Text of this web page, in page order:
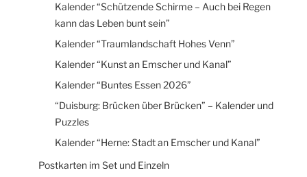
Kalender “Schützende Schirme – Auch bei Regen
kann das Leben bunt sein”
Kalender “Traumlandschaft Hohes Venn”
Kalender “Kunst an Emscher und Kanal”
Kalender “Buntes Essen 2026”
“Duisburg: Brücken über Brücken” – Kalender und
Puzzles
Kalender “Herne: Stadt an Emscher und Kanal”
Postkarten im Set und Einzeln